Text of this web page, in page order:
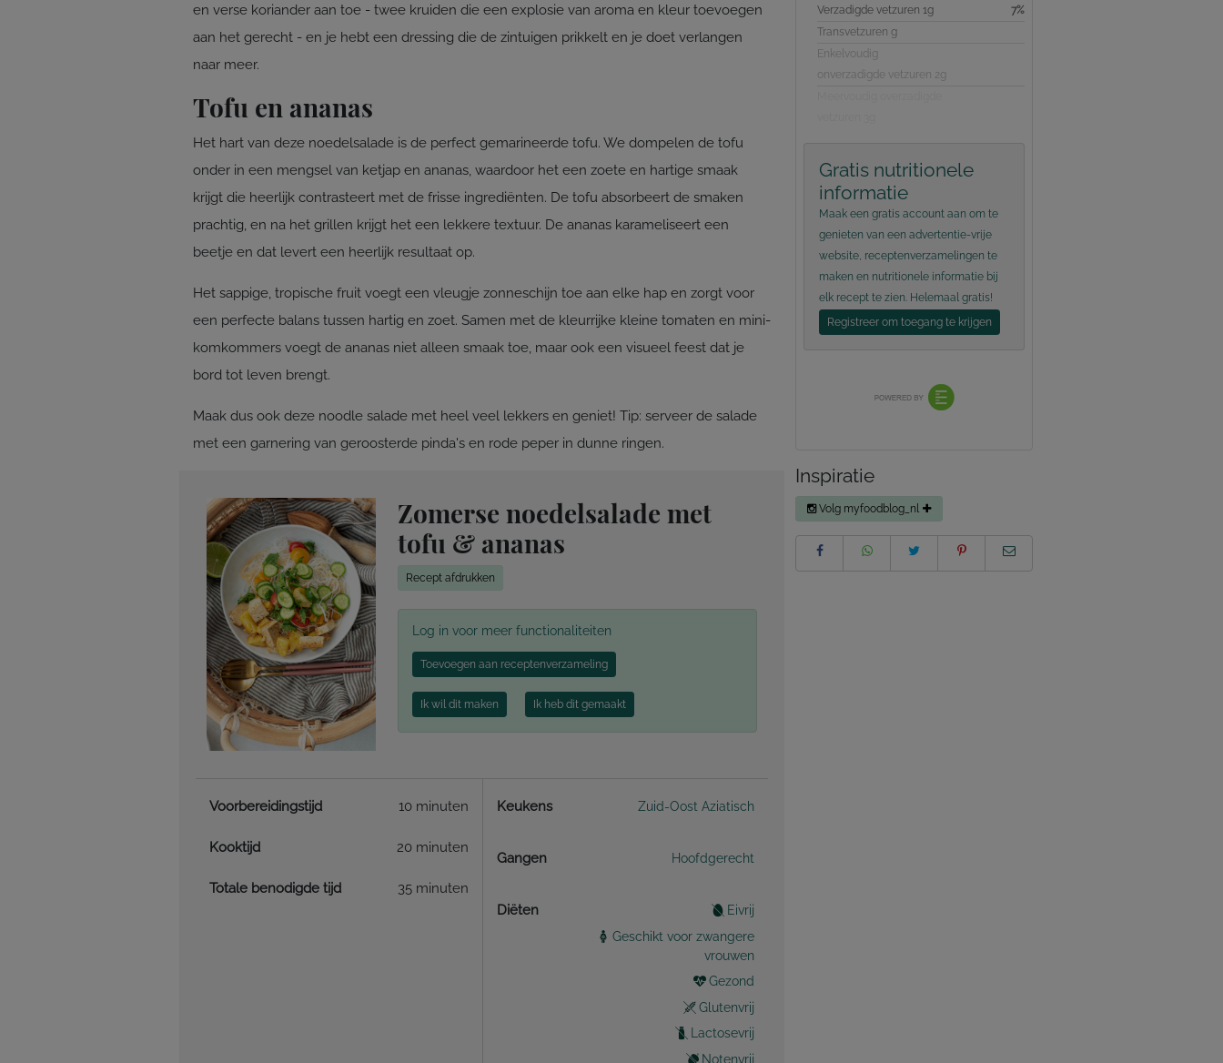
en verse koriander aan toe - twee kruiden die een explosie van aroma en kleur toevoegen
aan het gerecht - en je hebt een dressing die de zintuigen prikkelt en je doet verlangen
naar meer.
Tofu en ananas
Het hart van deze noedelsalade is de perfect gemarineerde tofu. We dompelen de tofu
onder in een mengsel van ketjap en ananas, waardoor het een zoete en hartige smaak
krijgt die heerlijk contrasteert met de frisse ingrediënten. De tofu absorbeert de smaken
prachtig, en na het grillen krijgt het een lekkere textuur. De ananas karameliseert een
beetje en dat levert een heerlijk resultaat op.
Het sappige, tropische fruit voegt een vleugje zonneschijn toe aan elke hap en zorgt voor
een perfecte balans tussen hartig en zoet. Samen met de kleurrijke kleine tomaten en mini-
komkommers voegt de ananas niet alleen smaak toe, maar ook een visueel feest dat je
bord tot leven brengt.
Maak dus ook deze noodle salade met heel veel lekkers en geniet! Tip: serveer de salade
met een garnering van geroosterde pinda's en rode peper in dunne ringen.
Zomerse noedelsalade met
tofu & ananas
Recept afdrukken
Log in voor meer functionaliteiten
Toevoegen aan receptenverzameling
Ik wil dit maken Ik heb dit gemaakt
Voorbereidingstijd 10 minuten
Kooktijd 20 minuten
Totale benodigde tijd 35 minuten
Keukens Zuid-Oost Aziatisch
Gangen Hoofdgerecht
Diëten
Eivrij
Geschikt voor zwangere
vrouwen
Gezond
Glutenvrij
Lactosevrij
Notenvrij
Verzadigde vetzuren 1g
7%
Transvetzuren g
Enkelvoudig
onverzadigde vetzuren 2g
Gratis nutritionele
informatie
Maak een gratis account aan om te
genieten van een advertentie-vrije
website, receptenverzamelingen te
maken en nutritionele informatie bij
elk recept te zien. Helemaal gratis!
Registreer om toegang te krijgen
Inspiratie
Volg myfoodblog_nl